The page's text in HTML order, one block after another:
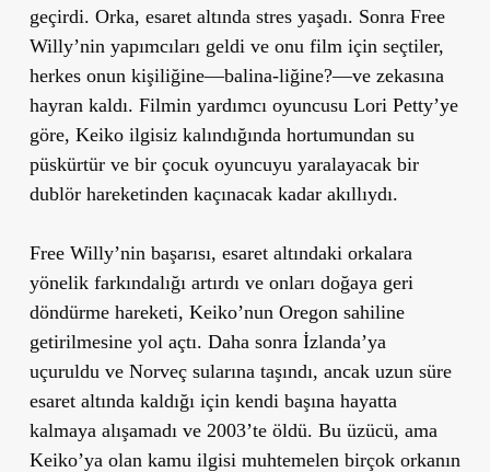
geçirdi. Orka, esaret altında stres yaşadı. Sonra Free
Willy’nin yapımcıları geldi ve onu film için seçtiler,
herkes onun kişiliğine—balina-liğine?—ve zekasına
hayran kaldı. Filmin yardımcı oyuncusu Lori Petty’ye
göre, Keiko ilgisiz kalındığında hortumundan su
püskürtür ve bir çocuk oyuncuyu yaralayacak bir
dublör hareketinden kaçınacak kadar akıllıydı.
Free Willy’nin başarısı, esaret altındaki orkalara
yönelik farkındalığı artırdı ve onları doğaya geri
döndürme hareketi, Keiko’nun Oregon sahiline
getirilmesine yol açtı. Daha sonra İzlanda’ya
uçuruldu ve Norveç sularına taşındı, ancak uzun süre
esaret altında kaldığı için kendi başına hayatta
kalmaya alışamadı ve 2003’te öldü. Bu üzücü, ama
Keiko’ya olan kamu ilgisi muhtemelen birçok orkanın